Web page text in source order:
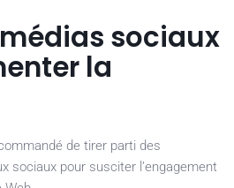
sociaux
la
de tirer parti des
sociaux pour susciter l’engagement